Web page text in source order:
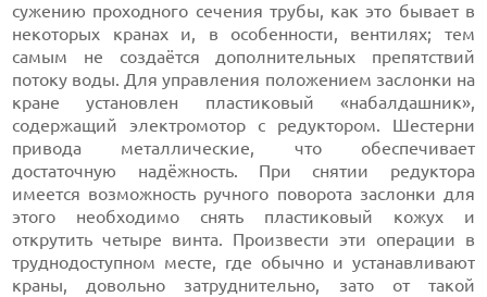
сужению проходного сечения трубы, как это бывает в
некоторых кранах и, в особенности, вентилях; тем
самым не создаётся дополнительных препятствий
потоку воды. Для управления положением заслонки на
кране установлен пластиковый «набалдашник»,
содержащий электромотор с редуктором. Шестерни
привода металлические, что обеспечивает
достаточную надёжность. При снятии редуктора
имеется возможность ручного поворота заслонки для
этого необходимо снять пластиковый кожух и
открутить четыре винта. Произвести эти операции в
труднодоступном месте, где обычно и устанавливают
краны, довольно затруднительно, зато от такой